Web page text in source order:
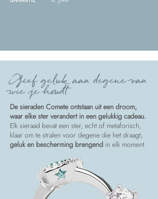
Geef geluk aan degene van
wie je houdt
De sieraden Comete ontstaan uit een droom,
waar elke ster verandert in een gelukkig cadeau.
Elk sieraad bevat een ster, echt of metaforisch,
klaar om te stralen voor degene die het draagt,
geluk en bescherming brengend in elk moment.